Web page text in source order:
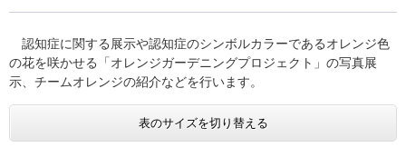
認知症に関する展示や認知症のシンボルカラーであるオレンジ色
の花を咲かせる「オレンジガーデニングプロジェクト」の写真展
示、チームオレンジの紹介などを行います。
表のサイズを切り替える